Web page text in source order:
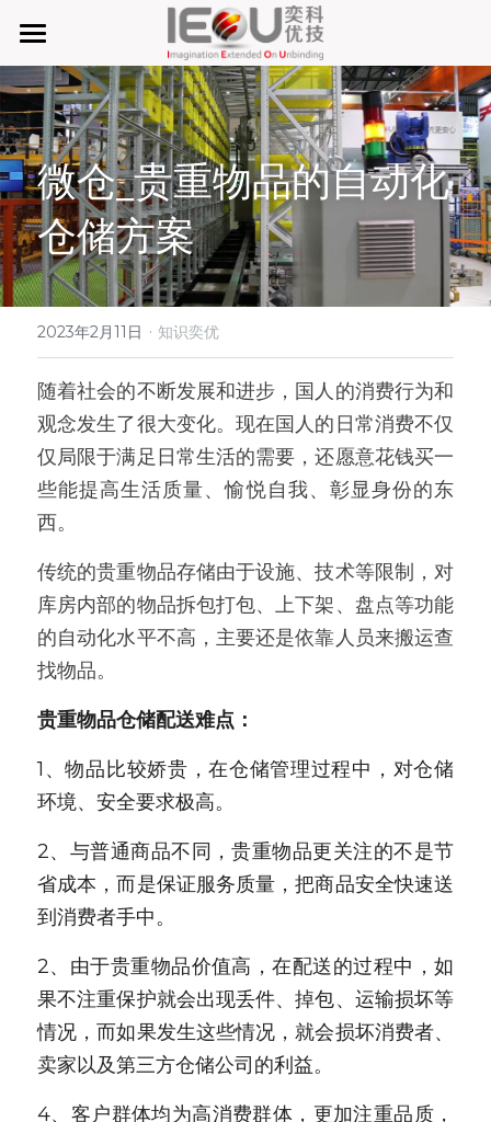
首页
微仓
D系微仓（热销）
产品与服务
单元智能化
单元智慧化
6S精益管理必备品
行业应用及案列
MRO工业物料智能化管理
手机平板智能存储
废旧家电拆解解决方案
商超快递配送解决方案
关于奕优
公司介绍
知识奕优
Lean Manufacturing（精益生产和管理）
服务模式
联系我们
搜索
微仓_贵重物品的自动化
仓储方案
2023年2月11日 · 知识奕优
随着社会的不断发展和进步，国人的消费行为和
观念发生了很大变化。现在国人的日常消费不仅
仅局限于满足日常生活的需要，还愿意花钱买一
些能提高生活质量、愉悦自我、彰显身份的东
西。
传统的贵重物品存储由于设施、技术等限制，对
库房内部的物品拆包打包、上下架、盘点等功能
的自动化水平不高，主要还是依靠人员来搬运查
找物品。
贵重物品仓储配送难点：
1、物品比较娇贵，在仓储管理过程中，对仓储
环境、安全要求极高。
2、与普通商品不同，贵重物品更关注的不是节
省成本，而是保证服务质量，把商品安全快速送
到消费者手中。
2、由于贵重物品价值高，在配送的过程中，如
果不注重保护就会出现丢件、掉包、运输损坏等
情况，而如果发生这些情况，就会损坏消费者、
卖家以及第三方仓储公司的利益。
4、客户群体均为高消费群体，更加注重品质，